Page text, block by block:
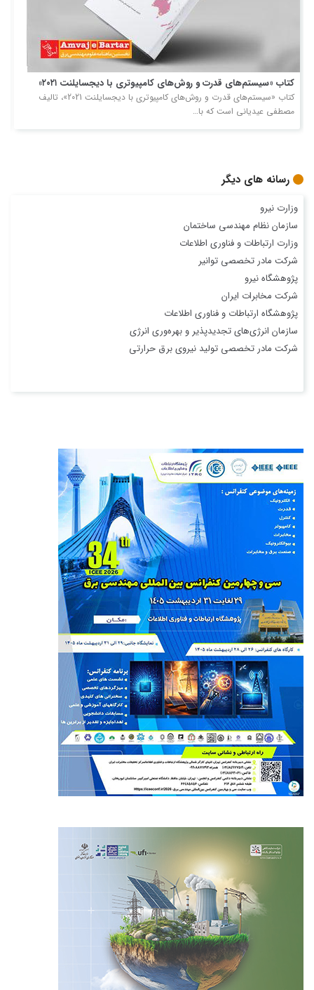
کتاب «سیستم‌های قدرت و روش‌های کامپیوتری با دیجسایلنت ۲۰۲۱»
کتاب «سیستم‌های قدرت و روش‌های کامپیوتری با دیجسایلنت 2021»، تالیف
مصطفی عیدیانی است که با…
رسانه های دیگر
وزارت نيرو
سازمان نظام مهندسی ساختمان
وزارت ارتباطات و فناوری اطلاعات
شركت مادر تخصصی توانير
پژوهشگاه نيرو
شركت مخابرات ايران
پژوهشگاه ارتباطات و فناوری اطلاعات
سازمان انرژی‌های تجديدپذير و بهره‌وری انرژی
شركت مادر تخصصی توليد نيروی برق حرارتی